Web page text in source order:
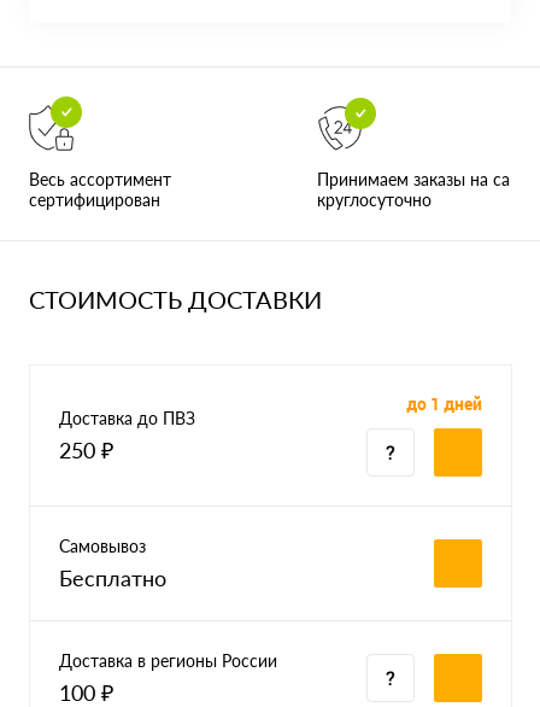
Весь ассортимент
сертифицирован
Принимаем заказы на сайте
круглосуточно
СТОИМОСТЬ ДОСТАВКИ
Доставка до ПВЗ
250 ₽
до 1 дней
Самовывоз
Бесплатно
Доставка в регионы России
100 ₽